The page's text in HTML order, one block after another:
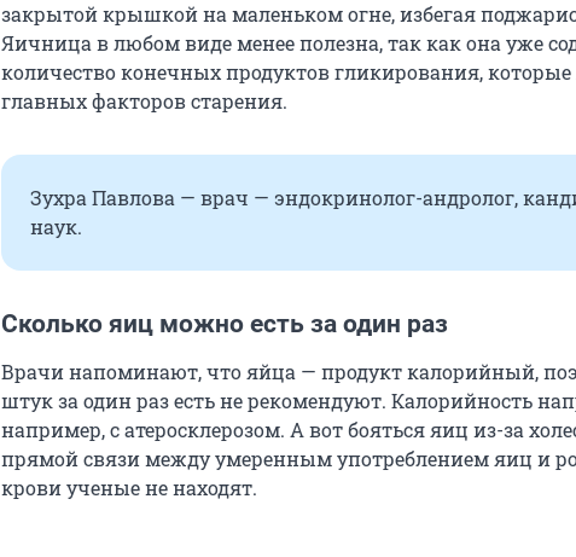
закрытой крышкой на маленьком огне, избегая
Яичница в любом виде менее полезна, так как она уже
количество конечных продуктов гликирования,
главных факторов старения.
Зухра Павлова — врач — эндокринолог-андролог,
наук.
Сколько яиц можно есть за один раз
Врачи напоминают, что яйца — продукт калорийный,
штук за один раз есть не рекомендуют. Калорийность
например, с атеросклерозом. А вот бояться яиц из-за
прямой связи между умеренным употреблением яиц и
крови ученые не находят.